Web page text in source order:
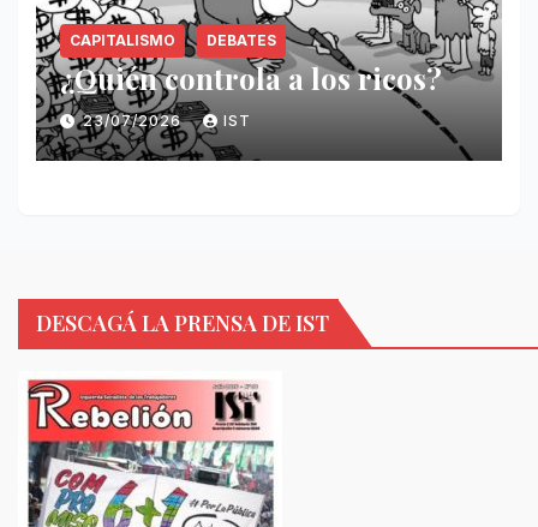
CAPITALISMO DEBATES
¿Quién controla a los ricos?
23/07/2026 IST
DESCAGÁ LA PRENSA DE IST